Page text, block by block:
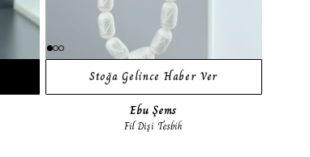
Stoğa Gelince Haber Ver
Ebu Şems
Fil Dişi Tesbih